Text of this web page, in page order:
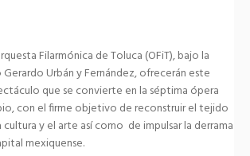
Filarmónica de Toluca (OFiT), bajo la
Urbán y Fernández, ofrecerán este
que se convierte en la séptima ópera
con el firme objetivo de reconstruir el tejido
cultura y el arte así como de impulsar la derrama
mexiquense.